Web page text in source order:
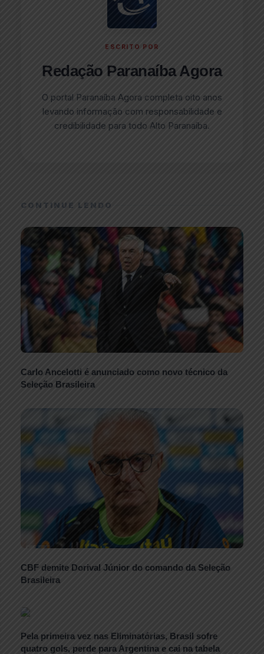
ESCRITO POR
Redação Paranaíba Agora
O portal Paranaíba Agora completa oito anos
levando informação com responsabilidade e
credibilidade para todo Alto Paranaíba.
CONTINUE LENDO
Carlo Ancelotti é anunciado como novo técnico da
Seleção Brasileira
CBF demite Dorival Júnior do comando da Seleção
Brasileira
Pela primeira vez nas Eliminatórias, Brasil sofre
quatro gols, perde para Argentina e cai na tabela